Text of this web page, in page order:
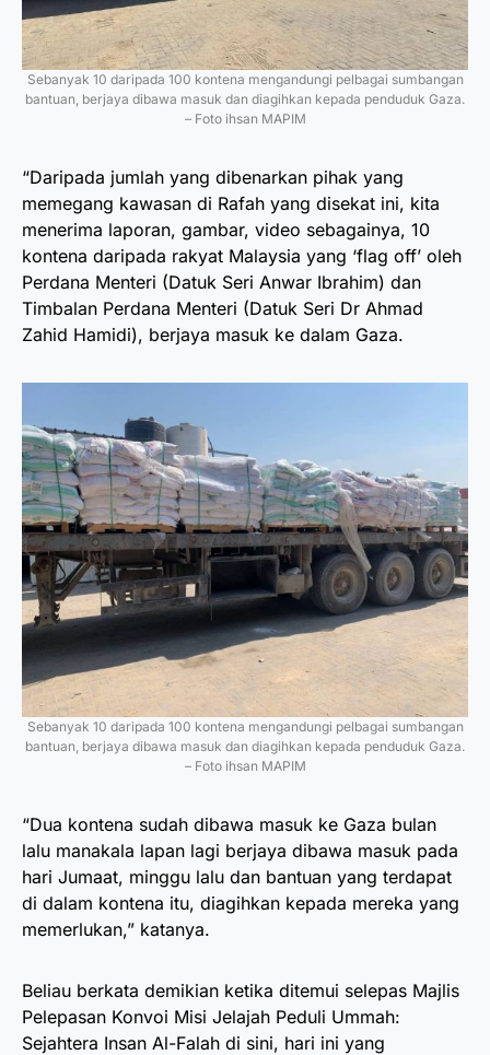
Sebanyak 10 daripada 100 kontena mengandungi pelbagai sumbangan
bantuan, berjaya dibawa masuk dan diagihkan kepada penduduk Gaza.
– Foto ihsan MAPIM
“Daripada jumlah yang dibenarkan pihak yang
memegang kawasan di Rafah yang disekat ini, kita
menerima laporan, gambar, video sebagainya, 10
kontena daripada rakyat Malaysia yang ‘flag off’ oleh
Perdana Menteri (Datuk Seri Anwar Ibrahim) dan
Timbalan Perdana Menteri (Datuk Seri Dr Ahmad
Zahid Hamidi), berjaya masuk ke dalam Gaza.
Sebanyak 10 daripada 100 kontena mengandungi pelbagai sumbangan
bantuan, berjaya dibawa masuk dan diagihkan kepada penduduk Gaza.
– Foto ihsan MAPIM
“Dua kontena sudah dibawa masuk ke Gaza bulan
lalu manakala lapan lagi berjaya dibawa masuk pada
hari Jumaat, minggu lalu dan bantuan yang terdapat
di dalam kontena itu, diagihkan kepada mereka yang
memerlukan,” katanya.
Beliau berkata demikian ketika ditemui selepas Majlis
Pelepasan Konvoi Misi Jelajah Peduli Ummah:
Sejahtera Insan Al-Falah di sini, hari ini yang